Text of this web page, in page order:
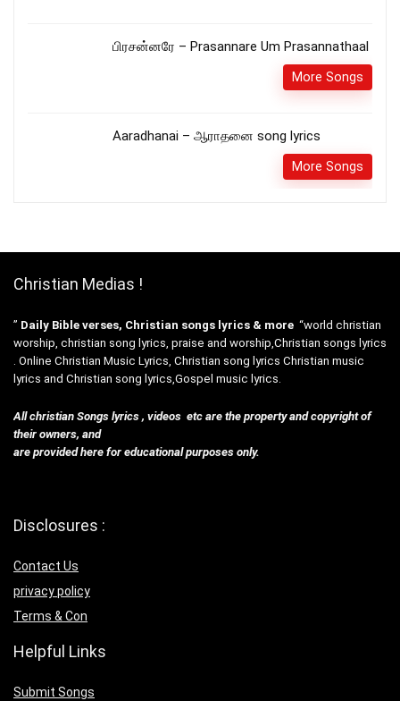
பிரசன்னரே – Prasannare Um Prasannathaal
More Songs
Aaradhanai – ஆராதனை song lyrics
More Songs
Christian Medias !
” Daily Bible verses, Christian songs lyrics & more “world christian
worship, christian song lyrics, praise and worship,Christian songs lyrics
. Online Christian Music Lyrics, Christian song lyrics Christian music
lyrics and Christian song lyrics,Gospel music lyrics.
All christian Songs lyrics , videos etc are the property and copyright of
their owners, and
are provided here for educational purposes only.
Disclosures :
Contact Us
privacy policy
Terms & Con
Helpful Links
Submit Songs